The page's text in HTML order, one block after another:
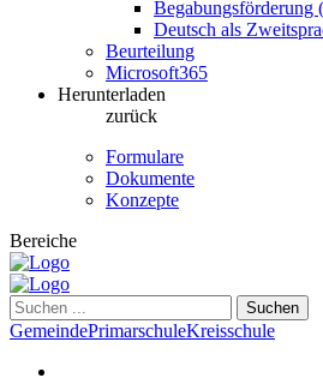
Begabungsförderung
Deutsch als
Beurteilung
Microsoft365
Herunterladen
zurück
Formulare
Dokumente
Konzepte
Bereiche
Suchen
GemeindePrimarschuleKreisschule